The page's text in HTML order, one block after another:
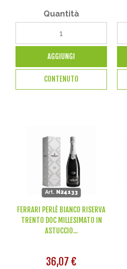
Quantità
AGGIUNGI
CONTENUTO
Art. N24133
FERRARI PERLÈ BIANCO RISERVA
TRENTO DOC MILLESIMATO IN
ASTUCCIO...
36,07 €